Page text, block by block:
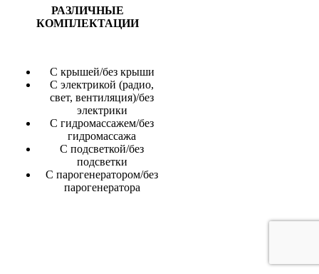
РАЗЛИЧНЫЕ
КОМПЛЕКТАЦИИ
С крышей/без крыши
С электрикой (радио,
свет, вентиляция)/без
электрики
С гидромассажем/без
гидромассажа
С подсветкой/без
подсветки
С парогенератором/без
парогенератора